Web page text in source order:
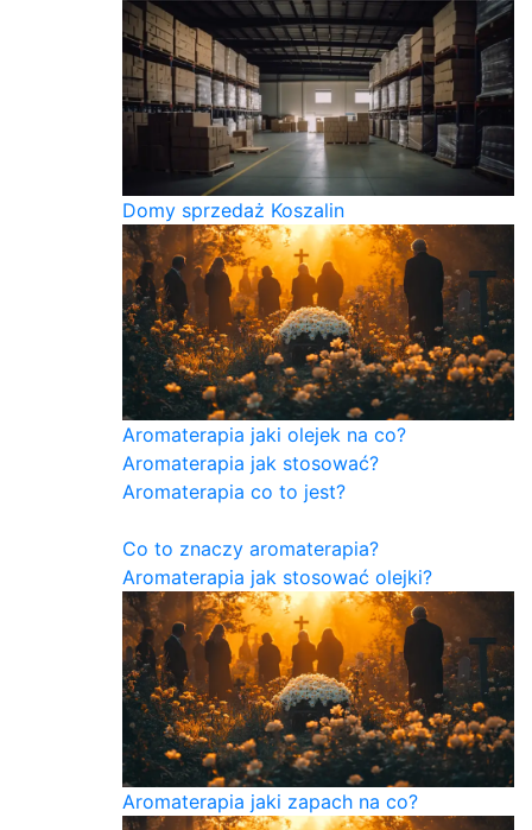
Domy sprzedaż Koszalin
Aromaterapia jaki olejek na co?
Aromaterapia jak stosować?
Aromaterapia co to jest?
Co to znaczy aromaterapia?
Aromaterapia jak stosować olejki?
Aromaterapia jaki zapach na co?